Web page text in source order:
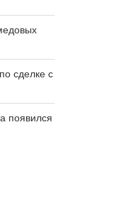
сделке с
появился